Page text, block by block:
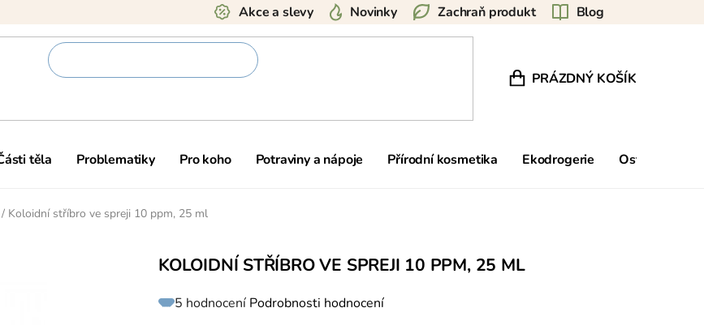
Blog
Zachraň produkt
Novinky
Akce a slevy
NÁKUPNÍ KOŠÍK
PRÁZDNÝ KOŠÍK
těla Problematiky Pro koho Potraviny a nápoje Přírodní kosmetika Ekodrogerie Ostatní
/ Koloidní stříbro ve spreji 10 ppm, 25 ml
KOLOIDNÍ STŘÍBRO VE SPREJI 10 PPM, 25 ML
Průměrné
hodnocení
5 hodnocení Podrobnosti hodnocení